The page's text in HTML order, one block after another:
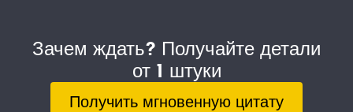
Зачем ждать? Получайте детали
от 1 штуки
Получить мгновенную цитату